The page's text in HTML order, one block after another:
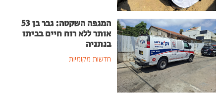
המגפה השקטה: גבר בן 53
אותר ללא רוח חיים בביתו
בנתניה
חדשות מקומיות